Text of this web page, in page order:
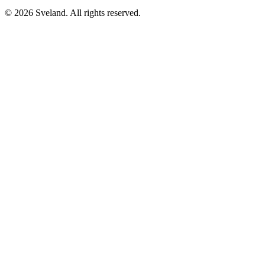
© 2026 Sveland. All rights reserved.